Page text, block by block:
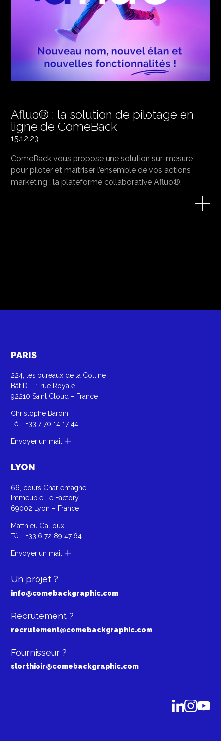
Afluo® : la solution de pilotage en
ligne de ComeBack
15.12.23
ComeBack vous propose une solution sur-mesure
pour piloter et maîtriser l’ensemble de vos actions
marketing : la plateforme collaborative Afluo®.
PARIS
224, les bureaux de la Colline
Bât D – 1 rue Royale
92210 Saint Cloud – France
Christophe Baroin
Tél :+33 7 70 14 17 44
Envoyer un mail
LYON
66, cours Charlemagne
Immeuble Le Factory
69002 Lyon – France
Matthieu Galloux
Tél :+33 6 72 89 47 64
Envoyer un mail
Un projet ?
info@comebackgraphic.com
Recrutement ?
recrutement@comebackgraphic.com
Fournisseur ?
slorthioir@comebackgraphic.com